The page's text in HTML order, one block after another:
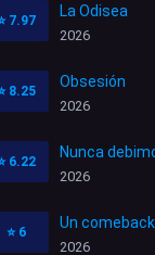
7.97
La Odisea
2026
8.25
Obsesión
2026
6.22
Nunca
2026
⭐ 6
Un
2026